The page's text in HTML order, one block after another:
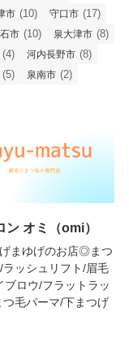
市 (10) 守口市 (17)
市 (10) 泉大津市 (8)
(4) 河内長野市 (8)
(5) 泉南市 (2)
ン オミ（omi）
まゆげのお店◎まつ
ラッシュリフト/眉毛
ブロウ/フラットラッ
つ毛パーマ/下まつげ